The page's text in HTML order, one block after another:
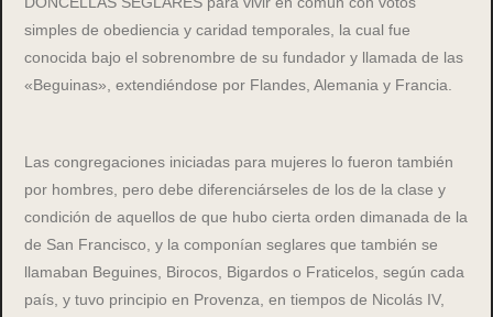
simples de obediencia y caridad temporales, la cual fue
conocida bajo el sobrenombre de su fundador y llamada de las
«Beguinas», extendiéndose por Flandes, Alemania y Francia.
Las congregaciones iniciadas para mujeres lo fueron también
por hombres, pero debe diferenciárseles de los de la clase y
condición de aquellos de que hubo cierta orden dimanada de la
de San Francisco, y la componían seglares que también se
llamaban Beguines, Birocos, Bigardos o Fraticelos, según cada
país, y tuvo principio en Provenza, en tiempos de Nicolás IV,